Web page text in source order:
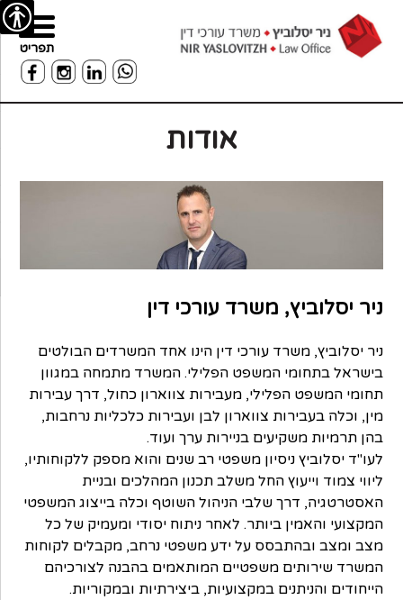
מפת
האתר
עבור
לתוכן
צרו
קשר
אודות
ניר יסלוביץ, משרד עורכי דין
ניר יסלוביץ, משרד עורכי דין הינו אחד המשרדים הבולטים
בישראל בתחומי המשפט הפלילי. המשרד מתמחה במגוון
תחומי המשפט הפלילי, מעבירות צווארון כחול, דרך עבירות
מין, וכלה בעבירות צווארון לבן ועבירות כלכליות נרחבות,
בהן תרמיות משקיעים בניירות ערך ועוד.
לעו"ד יסלוביץ ניסיון משפטי רב שנים והוא מספק ללקוחותיו,
ליווי צמוד וייעוץ החל משלב תכנון המהלכים ובניית
האסטרטגיה, דרך שלבי הניהול השוטף וכלה בייצוג המשפטי
המקצועי והאמין ביותר. לאחר ניתוח יסודי ומעמיק של כל
מצב ומצב ובהתבסס על ידע משפטי נרחב, מקבלים לקוחות
המשרד שירותים משפטיים המותאמים בהבנה לצורכיהם
הייחודים והניתנים במקצועיות, ביצירתיות ובמקוריות.
תפריט